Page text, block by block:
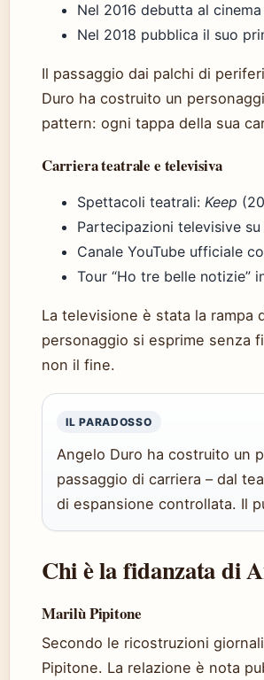
Nel 2016 debutta al
Nel 2018 pubblica il suo
Il passaggio dai palchi di
Duro ha costruito un
pattern: ogni tappa della sua
Carriera teatrale e televisiva
Spettacoli teatrali: Keep
Partecipazioni televisive
Canale YouTube ufficiale
Tour “Ho tre belle notizie”
La televisione è stata la rampa
personaggio si esprime senza
non il fine.
IL PARADOSSO
Angelo Duro ha costruito un
passaggio di carriera – dal
di espansione controllata. Il
Chi è la fidanzata di
Marilù Pipitone
Secondo le ricostruzioni
Pipitone. La relazione è nota